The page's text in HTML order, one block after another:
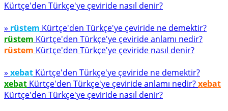
Kürtçe'den Türkçe'ye çeviride nasıl denir?
» rüstem Kürtçe'den Türkçe'ye çeviride ne demektir?
rüstem Kürtçe'den Türkçe'ye çeviride anlamı nedir?
rüstem Kürtçe'den Türkçe'ye çeviride nasıl denir?
» xebat Kürtçe'den Türkçe'ye çeviride ne demektir?
xebat Kürtçe'den Türkçe'ye çeviride anlamı nedir?xebat
Kürtçe'den Türkçe'ye çeviride nasıl denir?